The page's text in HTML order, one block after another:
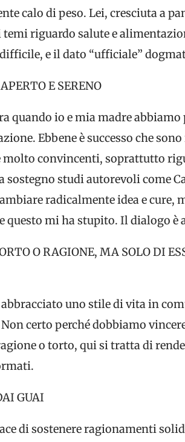
calo di peso. Lei, cresciuta a
riguardo salute e
e il dato “ufficiale”
E SERENO
quando io e mia madre
Ebbene è successo che
convincenti, soprattutto
studi autorevoli come
radicalmente idea e cure,
questo mi ha stupito. Il dialogo è
O RAGIONE, MA SOLO DI
uno stile di vita in
certo perché dobbiamo
o torto, qui si tratta di
GUAI
di sostenere ragionamenti